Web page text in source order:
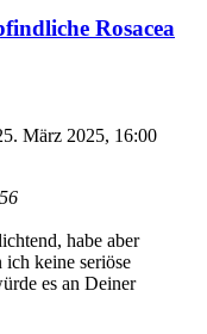
Rosacea
März 2025, 16:00
habe aber
ich keine seriöse
es an Deiner